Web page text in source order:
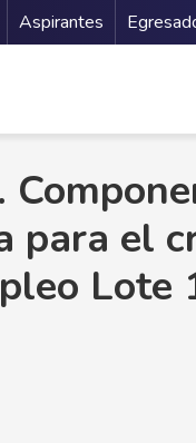
Menu
Aspirantes
para el
Lote